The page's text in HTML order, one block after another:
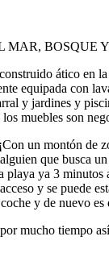
MAR,
ático en
equipada con
y jardines y
muebles son
un montón de
que busca
ya 3
y se
y de nuevo
mucho tiempo